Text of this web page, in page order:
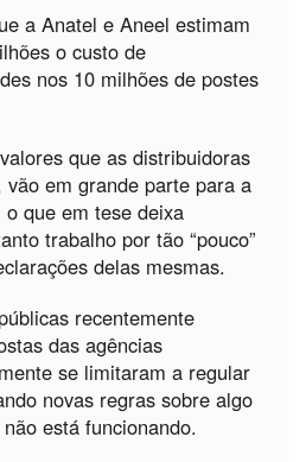
a Anatel e Aneel estimam
o custo de
nos 10 milhões de postes
que as distribuidoras
em grande parte para a
que em tese deixa
trabalho por tão “pouco”
delas mesmas.
recentemente
das agências
se limitaram a regular
novas regras sobre algo
está funcionando.